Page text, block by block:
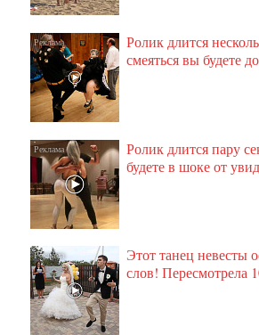
Ролик длится
смеяться вы будете
Ролик длится пару
будете в шоке от
Этот танец невесты
слов! Пересмотрела